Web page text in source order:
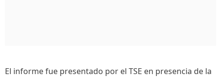
El informe fue presentado por el TSE en presencia de la